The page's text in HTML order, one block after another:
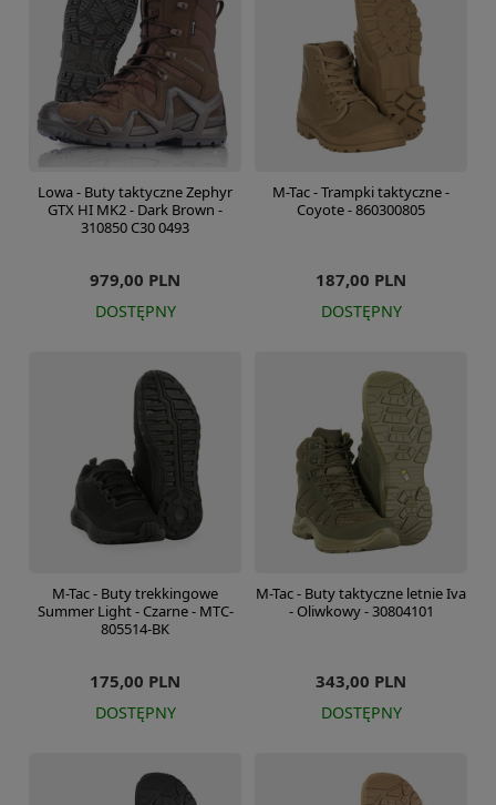
Lowa - Buty taktyczne Zephyr
GTX HI MK2 - Dark Brown -
310850 C30 0493
979,00 PLN
DOSTĘPNY
M-Tac - Trampki taktyczne -
Coyote - 860300805
187,00 PLN
DOSTĘPNY
M-Tac - Buty trekkingowe
Summer Light - Czarne - MTC-
805514-BK
175,00 PLN
DOSTĘPNY
M-Tac - Buty taktyczne letnie Iva
- Oliwkowy - 30804101
343,00 PLN
DOSTĘPNY